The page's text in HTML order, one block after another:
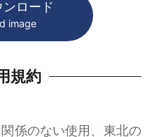
ロード
image
規約
係のない使用、東北の